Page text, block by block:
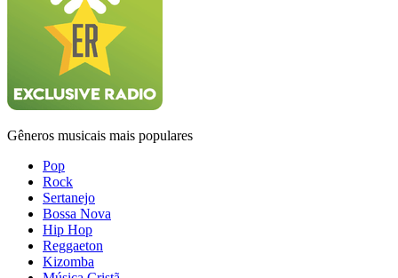
Gêneros musicais mais populares
Pop
Rock
Sertanejo
Bossa Nova
Hip Hop
Reggaeton
Kizomba